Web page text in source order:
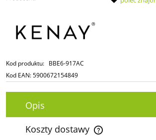
Kod produktu: BBE6-917AC
Kod EAN:5900672154849
Opis
Koszty dostawy
Cena nie zawiera ewentualnych kosztów